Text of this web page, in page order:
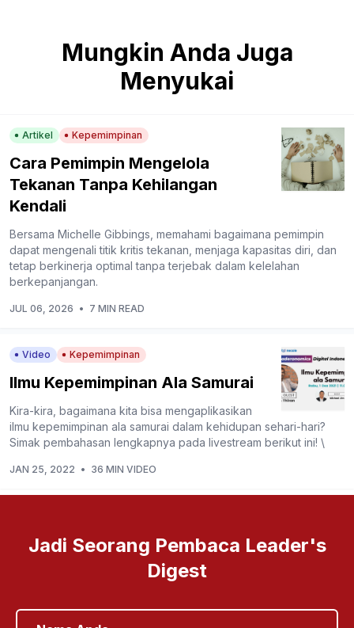
Mungkin Anda Juga
Menyukai
Artikel Kepemimpinan
Cara Pemimpin Mengelola
Tekanan Tanpa Kehilangan
Kendali
Bersama Michelle Gibbings, memahami bagaimana pemimpin
dapat mengenali titik kritis tekanan, menjaga kapasitas diri, dan
tetap berkinerja optimal tanpa terjebak dalam kelelahan
berkepanjangan.
JUL 06, 2026 • 7 MIN READ
Video Kepemimpinan
Ilmu Kepemimpinan Ala Samurai
Kira-kira, bagaimana kita bisa mengaplikasikan
ilmu kepemimpinan ala samurai dalam kehidupan sehari-hari?
Simak pembahasan lengkapnya pada livestream berikut ini! \
JAN 25, 2022 • 36 MIN VIDEO
Jadi Seorang Pembaca Leader's
Digest